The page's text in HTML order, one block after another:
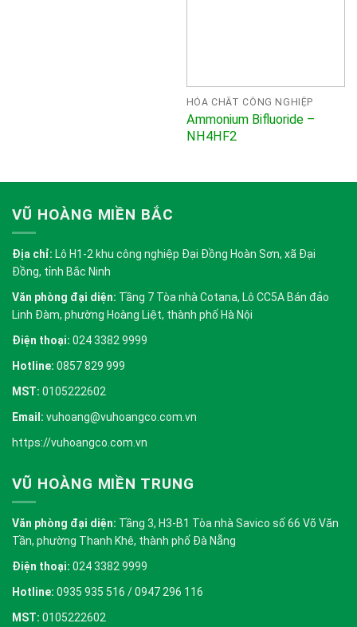
HÓA CHẤT CÔNG NGHIỆP
Ammonium Bifluoride –
NH4HF2
VŨ HOÀNG MIỀN BẮC
Địa chỉ: Lô H1-2 khu công nghiệp Đại Đồng Hoàn Sơn, xã Đại
Đồng, tỉnh Bắc Ninh
Văn phòng đại diện: Tầng 7 Tòa nhà Cotana, Lô CC5A Bán đảo
Linh Đàm, phường Hoàng Liệt, thành phố Hà Nội
Điện thoại: 024 3382 9999
Hotline: 0857 829 999
MST: 0105222602
Email: vuhoang@vuhoangco.com.vn
https://vuhoangco.com.vn
VŨ HOÀNG MIỀN TRUNG
Văn phòng đại diện: Tầng 3, H3-B1 Tòa nhà Savico số 66 Võ Văn
Tần, phường Thanh Khê, thành phố Đà Nẵng
Điện thoại: 024 3382 9999
Hotline: 0935 935 516 / 0947 296 116
MST: 0105222602